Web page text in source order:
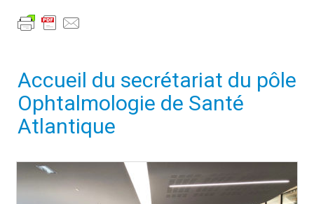
Accueil du secrétariat du pôle
Ophtalmologie de Santé
Atlantique